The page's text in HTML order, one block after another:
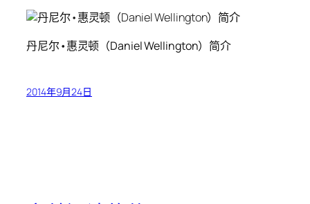
丹尼尔•惠灵顿（Daniel Wellington）简介
2014年9月24日